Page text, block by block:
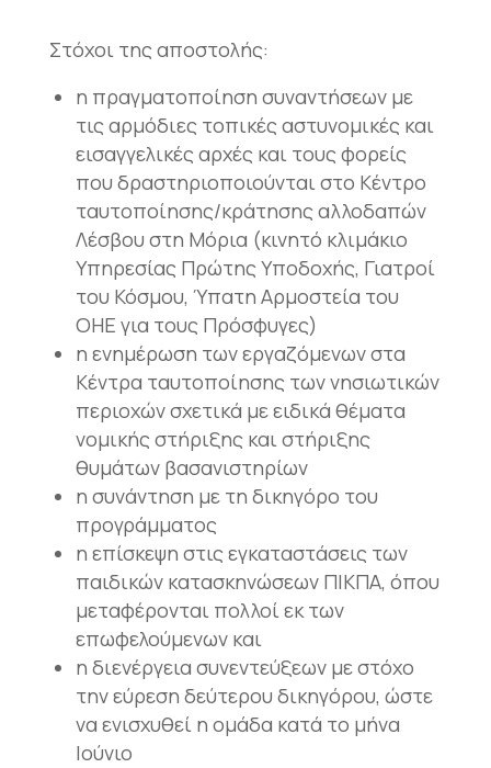
Στόχοι της αποστολής:
η πραγματοποίηση συναντήσεων με
τις αρμόδιες τοπικές αστυνομικές και
εισαγγελικές αρχές και τους φορείς
που δραστηριοποιούνται στο Κέντρο
ταυτοποίησης/κράτησης αλλοδαπών
Λέσβου στη Μόρια (κινητό κλιμάκιο
Υπηρεσίας Πρώτης Υποδοχής, Γιατροί
του Κόσμου, Ύπατη Αρμοστεία του
ΟΗΕ για τους Πρόσφυγες)
η ενημέρωση των εργαζόμενων στα
Κέντρα ταυτοποίησης των νησιωτικών
περιοχών σχετικά με ειδικά θέματα
νομικής στήριξης και στήριξης
θυμάτων βασανιστηρίων
η συνάντηση με τη δικηγόρο του
προγράμματος
η επίσκεψη στις εγκαταστάσεις των
παιδικών κατασκηνώσεων ΠΙΚΠΑ, όπου
μεταφέρονται πολλοί εκ των
επωφελούμενων και
η διενέργεια συνεντεύξεων με στόχο
την εύρεση δεύτερου δικηγόρου, ώστε
να ενισχυθεί η ομάδα κατά το μήνα
Ιούνιο